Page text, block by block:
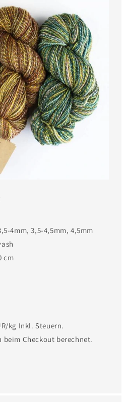
4mm, 3,5-4,5mm, 4,5mm
cm
kg Inkl. Steuern.
beim Checkout berechnet.